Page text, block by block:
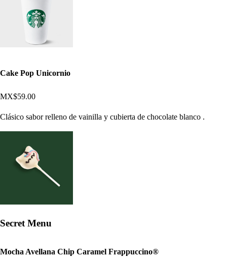
Cake Pop Unicornio
MX$59.00
Clásico sabor relleno de vainilla y cubierta de chocolate blanco .
Secret Menu
Mocha Avellana Chip Caramel Frappuccino®